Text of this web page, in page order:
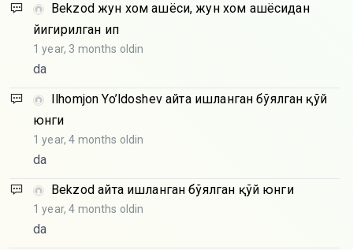
Bekzod жун хом ашёси, жун хом ашёсидан
йигирилган ип
1 year, 3 months oldin
da
Ilhomjon Yo’ldoshev Қайта ишланган бўялган қўй
юнги
1 year, 4 months oldin
da
Bekzod Қайта ишланган бўялган қўй юнги
1 year, 4 months oldin
da